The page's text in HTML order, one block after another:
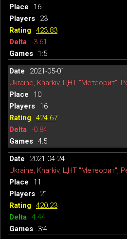
16
23
423.83
-3.61
1:5
2021-05-01
Ukraine, Kharkiv, ЦНТ "Метеорит",
10
16
424.67
-0.84
4:5
2021-04-24
Ukraine, Kharkiv, ЦНТ "Метеорит",
11
21
420.23
4.44
3:4